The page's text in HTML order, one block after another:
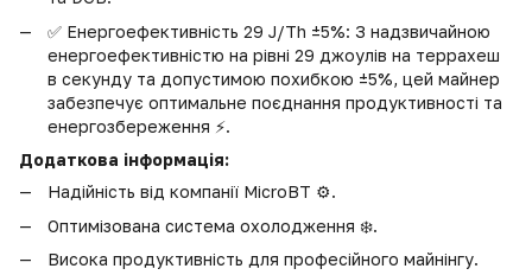
✅ Енергоефективність 29 J/Th ±5%: З надзвичайною
енергоефективністю на рівні 29 джоулів на террахеш
в секунду та допустимою похибкою ±5%, цей майнер
забезпечує оптимальне поєднання продуктивності та
енергозбереження ⚡.
Додаткова інформація:
Надійність від компанії MicroBT ⚙️.
Оптимізована система охолодження ❄️.
Висока продуктивність для професійного майнінгу.